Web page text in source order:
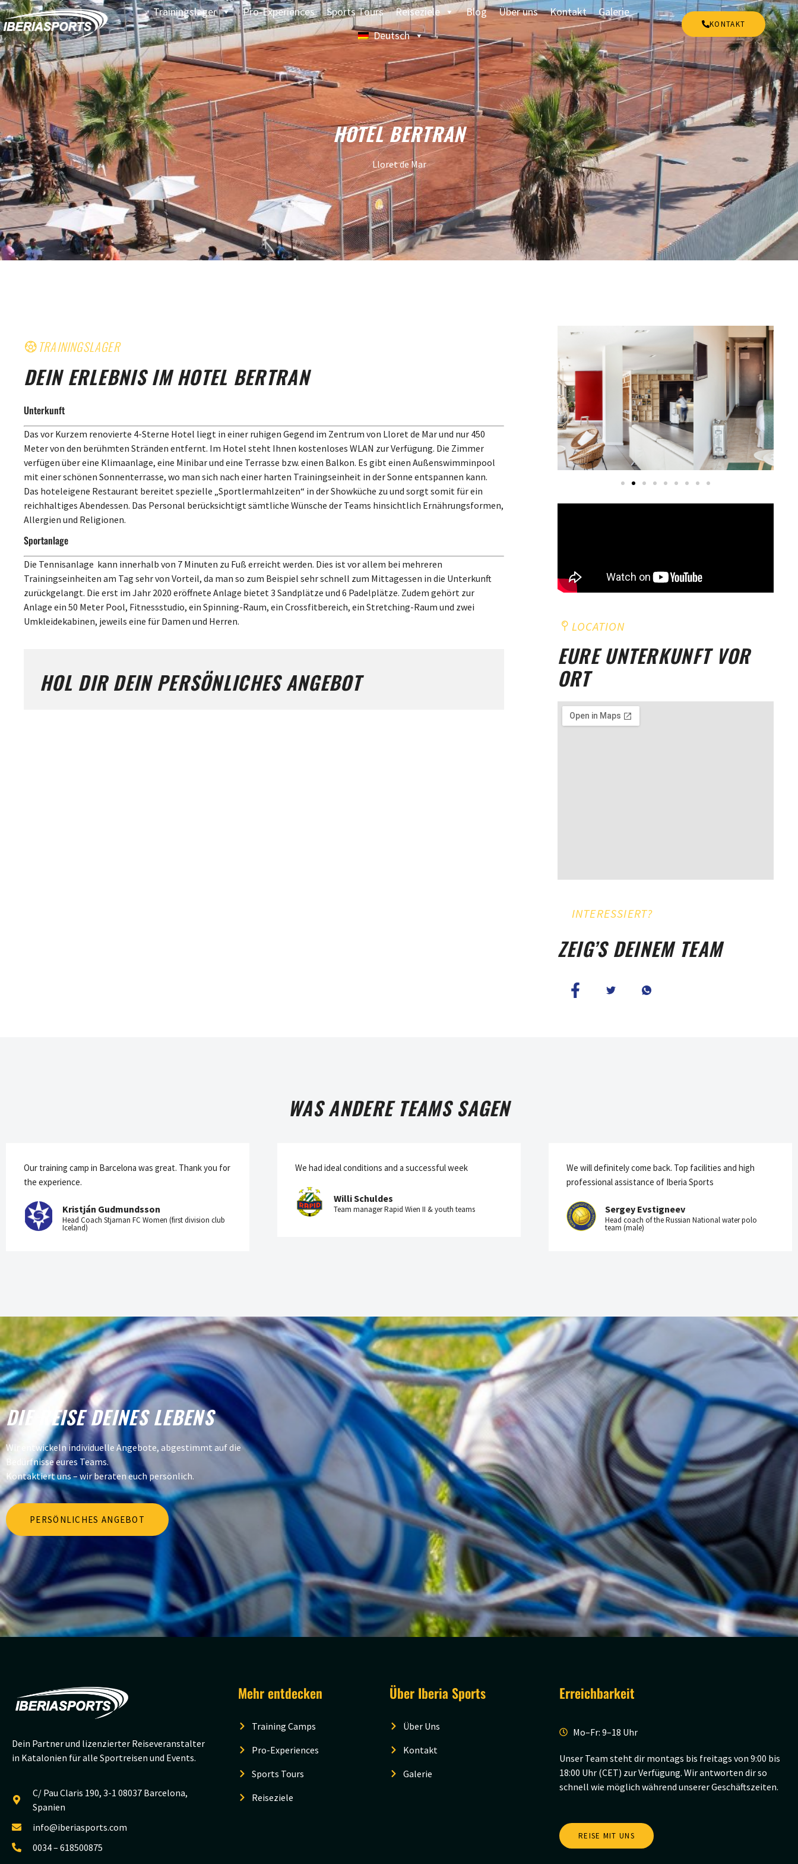
Trainingslager Pro-Experiences Sports Tours Reiseziele Blog Über uns Kontakt
Galerie
Deutsch
KONTAKT
HOTEL BERTRAN
Lloret de Mar
TRAININGSLAGER
DEIN ERLEBNIS IM HOTEL BERTRAN
Unterkunft
Das vor Kurzem renovierte 4-Sterne Hotel liegt in einer ruhigen Gegend im Zentrum von Lloret de Mar und nur 450
Meter von den berühmten Stränden entfernt. Im Hotel steht Ihnen kostenloses WLAN zur Verfügung. Die Zimmer
verfügen über eine Klimaanlage, eine Minibar und eine Terrasse bzw. einen Balkon. Es gibt einen Außenswimminpool
mit einer schönen Sonnenterrasse, wo man sich nach einer harten Trainingseinheit in der Sonne entspannen kann.
Das hoteleigene Restaurant bereitet spezielle „Sportlermahlzeiten“ in der Showküche zu und sorgt somit für ein
reichhaltiges Abendessen. Das Personal berücksichtigt sämtliche Wünsche der Teams hinsichtlich Ernährungsformen,
Allergien und Religionen.
Sportanlage
Die Tennisanlage kann innerhalb von 7 Minuten zu Fuß erreicht werden. Dies ist vor allem bei mehreren
Trainingseinheiten am Tag sehr von Vorteil, da man so zum Beispiel sehr schnell zum Mittagessen in die Unterkunft
zurückgelangt. Die erst im Jahr 2020 eröffnete Anlage bietet 3 Sandplätze und 6 Padelplätze. Zudem gehört zur
Anlage ein 50 Meter Pool, Fitnessstudio, ein Spinning-Raum, ein Crossfitbereich, ein Stretching-Raum und zwei
Umkleidekabinen, jeweils eine für Damen und Herren.
HOL DIR DEIN PERSÖNLICHES ANGEBOT
LOCATION
EURE UNTERKUNFT VOR
ORT
INTERESSIERT?
ZEIG’S DEINEM TEAM
WAS ANDERE TEAMS SAGEN
Our training camp in Barcelona was great. Thank you for
the experience.
Kristján Gudmundsson
Head Coach Stjarnan FC Women (first division club
Iceland)
We had ideal conditions and a successful week
Willi Schuldes
Team manager Rapid Wien II & youth teams
We will definitely come back. Top facilities and high
professional assistance of Iberia Sports
Sergey Evstigneev
Head coach of the Russian National water polo
team (male)
DIE REISE DEINES LEBENS
Wir entwickeln individuelle Angebote, abgestimmt auf die
Bedürfnisse eures Teams.
Kontaktiert uns – wir beraten euch persönlich.
PERSÖNLICHES ANGEBOT
Dein Partner und lizenzierter Reiseveranstalter
in Katalonien für alle Sportreisen und Events.
C/ Pau Claris 190, 3-1 08037 Barcelona,
Spanien
info@iberiasports.com
0034 – 618500875
Mehr entdecken
Training Camps
Pro-Experiences
Sports Tours
Reiseziele
Über Iberia Sports
Über Uns
Kontakt
Galerie
Erreichbarkeit
Mo–Fr: 9–18 Uhr
Unser Team steht dir montags bis freitags von 9:00 bis
18:00 Uhr (CET) zur Verfügung. Wir antworten dir so
schnell wie möglich während unserer Geschäftszeiten.
REISE MIT UNS